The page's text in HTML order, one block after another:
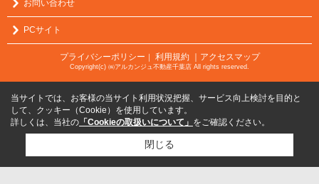
お問い合わせ
PCサイト
プライバシーポリシー 利用規約 ｜アクセスマップ
Copyright(c) ㈱アルカンジュ不動産千葉店 All rights reserved.
当サイトでは、お客様の当サイト利用状況把握、サービス向上検討を目的と
して、クッキー（Cookie）を使用しています。
詳しくは、当社の 「Cookieの取扱いについて」 をご確認ください。
閉じる